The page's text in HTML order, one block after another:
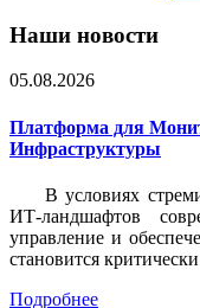
Наши новости
05.08.2026
Платформа для
Инфраструктуры
В условиях
ИТ-ландшафтов
управление и
становится
Подробнее